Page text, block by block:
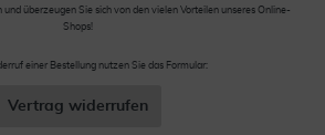
und überzeugen Sie sich von den vielen Vorteilen unseres Online-
Shops!
einer Bestellung nutzen Sie das Formular:
Vertrag widerrufen